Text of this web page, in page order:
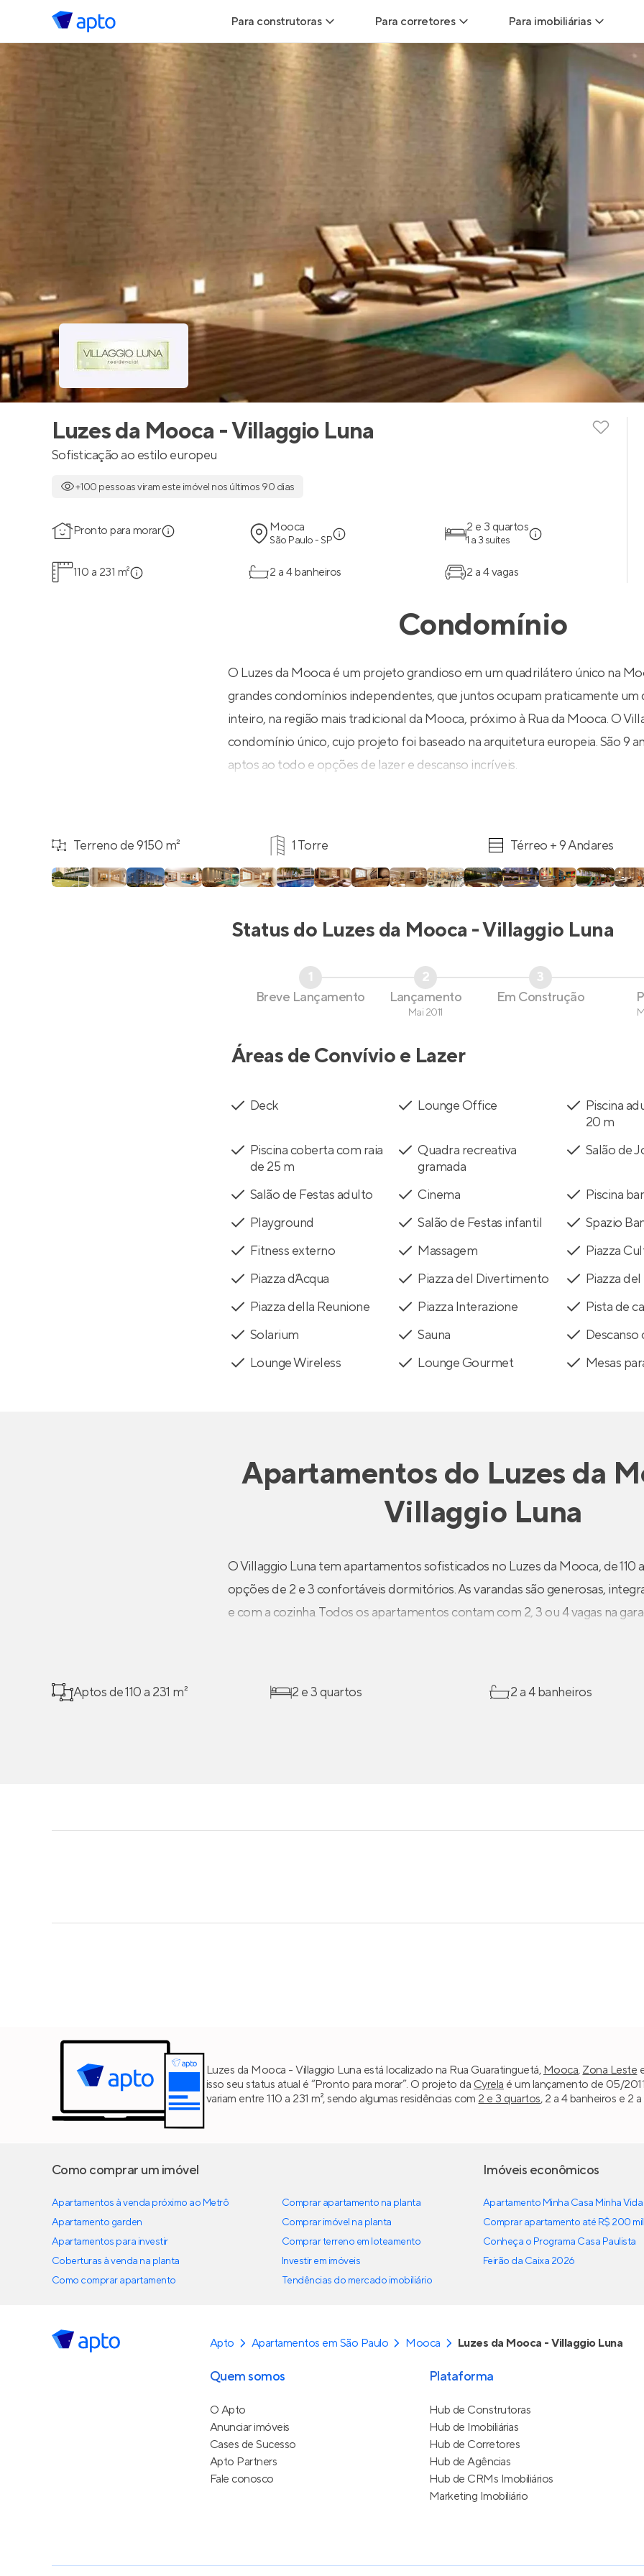
Para construtoras
Geração de Leads
Geração de Visitas
Parcerias Imobiliárias
Anunciar Imóveis
Para corretores
Leads para Corretores
Perfil Verificado
Anunciar imóveis
Para imobiliárias
Leads para
Hub de imobiliárias
Anunciar imóveis
Luzes da Mooca - Villaggio Luna
Sofisticação ao estilo europeu
+100 pessoas viram este imóvel nos últimos 90 dias
Pronto para morar Mooca
São Paulo - SP
2 e 3 quartos
1 a 3 suítes
110 a 231 m² 2 a 4 banheiros 2 a 4 vagas
Condomínio
O Luzes da Mooca é um projeto grandioso em um quadrilátero único na
grandes condomínios independentes, que juntos ocupam praticamente um
inteiro, na região mais tradicional da Mooca, próximo à Rua da Mooca. O
condomínio único, cujo projeto foi baseado na arquitetura europeia. São 9
aptos ao todo e opções de lazer e descanso incríveis.
Terreno de 9150 m² 1 Torre Térreo + 9 Andares
Status do Luzes da Mooca - Villaggio Luna
1
Breve Lançamento
2
Lançamento
Mai 2011
3
Em Construção
Áreas de Convívio e Lazer
Deck Lounge Office
Piscina
20 m
Piscina coberta com raia
de 25 m
Quadra recreativa
gramada
Salão de
Salão de Festas adulto Cinema
Piscina
Playground
Salão de Festas infantil
Spazio
Fitness externo
Massagem
Piazza
Piazza d´Acqua
Piazza del Divertimento
Piazza
Piazza della Reunione
Piazza Interazione
Pista de
Solarium
Sauna
Descanso
Lounge Wireless
Lounge Gourmet Mesas
Apartamentos do Luzes da
Villaggio Luna
O Villaggio Luna tem apartamentos sofisticados no Luzes da Mooca, de 110 a
opções de 2 e 3 confortáveis dormitórios. As varandas são generosas,
e com a cozinha. Todos os apartamentos contam com 2, 3 ou 4 vagas na
Aptos de 110 a 231 m² 2 e 3 quartos 2 a 4 banheiros
Luzes da Mooca - Villaggio Luna está localizado na Rua Guaratinguetá, Mooca, Zona Leste
isso seu status atual é “Pronto para morar”. O projeto da Cyrela é um lançamento de 05/
variam entre 110 a 231 m², sendo algumas residências com 2 e 3 quartos, 2 a 4 banheiros e 2
Como comprar um imóvel
Apartamentos à venda próximo ao Metrô
Apartamento garden
Apartamentos para investir
Coberturas à venda na planta
Como comprar apartamento
Comprar apartamento na planta
Comprar imóvel na planta
Comprar terreno em loteamento
Investir em imóveis
Tendências do mercado imobiliário
Imóveis econômicos
Apartamento Minha Casa Minha Vida
Comprar apartamento até R$ 200 mil
Conheça o Programa Casa Paulista
Feirão da Caixa 2026
Apto Apartamentos em São Paulo Mooca Luzes da Mooca - Villaggio Luna
Quem somos
O Apto
Anunciar imóveis
Cases de Sucesso
Apto Partners
Fale conosco
Plataforma
Hub de Construtoras
Hub de Imobiliárias
Hub de Corretores
Hub de Agências
Hub de CRMs Imobiliários
Marketing Imobiliário